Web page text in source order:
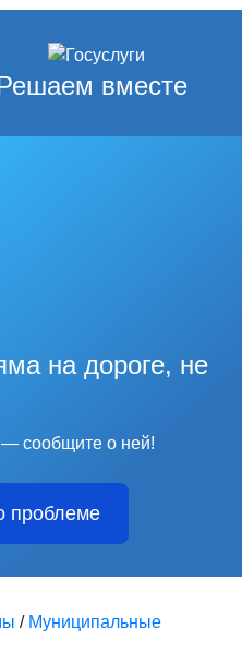
вместе
на дороге, не
— сообщите о ней!
проблеме
/ Муниципальные